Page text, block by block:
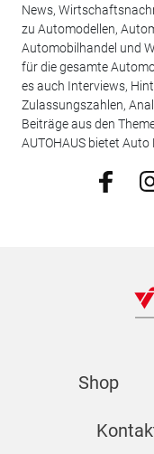
News,
zu Automodellen,
Automobilhandel und
für die gesamte
es auch Interviews,
Zulassungszahlen,
Beiträge aus den
AUTOHAUS bietet
Shop